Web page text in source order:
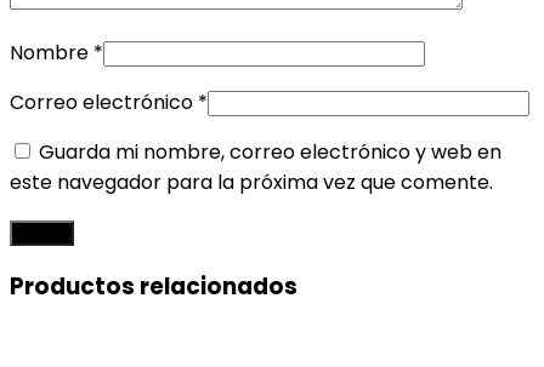
Nombre *
Correo electrónico *
Guarda mi nombre, correo electrónico y web en
este navegador para la próxima vez que comente.
Productos relacionados